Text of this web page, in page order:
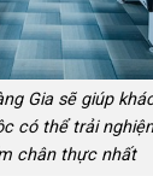
Gia sẽ giúp
có thể trải
chân thực nhất